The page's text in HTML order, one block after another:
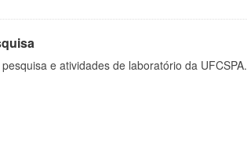
e atividades de laboratório da UFCSPA.